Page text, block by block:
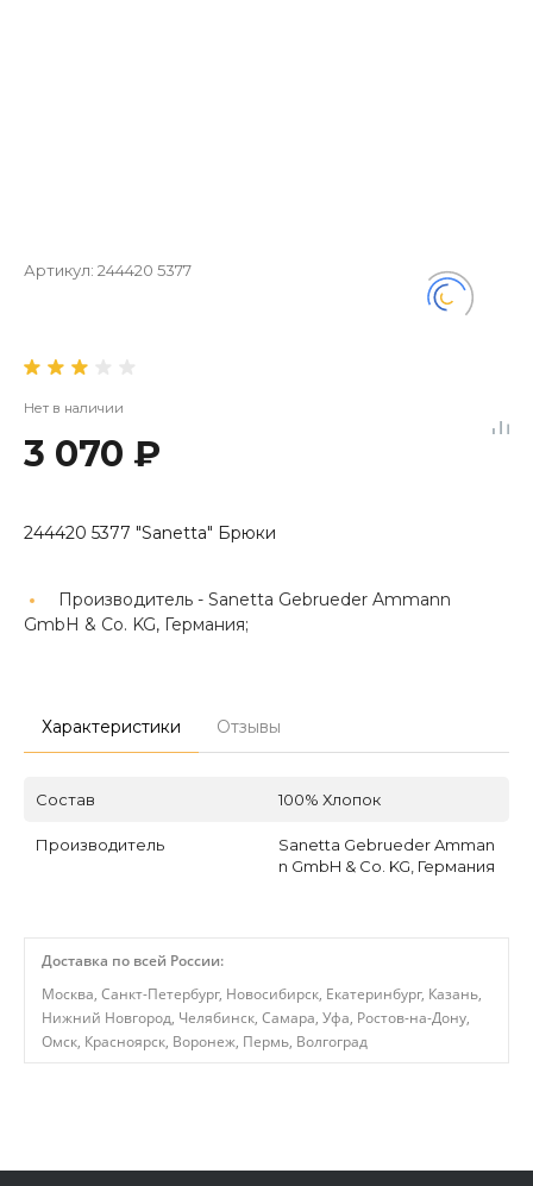
Артикул: 244420 5377
Нет в наличии
3 070 ₽
244420 5377 "Sanetta" Брюки
Производитель - Sanetta Gebrueder Ammann
GmbH & Co. KG, Германия;
Характеристики Отзывы
Состав 100% Хлопок
Производитель
Sanetta Gebrueder Amman
n GmbH & Co. KG, Германия
Доставка по всей России:
Москва, Санкт-Петербург, Новосибирск, Екатеринбург, Казань,
Нижний Новгород, Челябинск, Самара, Уфа, Ростов-на-Дону,
Омск, Красноярск, Воронеж, Пермь, Волгоград